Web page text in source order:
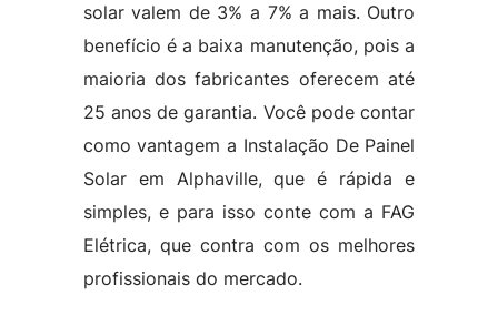
solar valem de 3% a 7% a mais. Outro
benefício é a baixa manutenção, pois a
maioria dos fabricantes oferecem até
25 anos de garantia. Você pode contar
como vantagem a Instalação De Painel
Solar em Alphaville, que é rápida e
simples, e para isso conte com a FAG
Elétrica, que contra com os melhores
profissionais do mercado.